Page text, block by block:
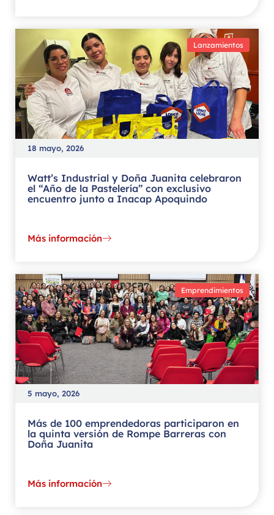
Lanzamientos
18 mayo, 2026
Watt’s Industrial y Doña Juanita celebraron
el “Año de la Pastelería” con exclusivo
encuentro junto a Inacap Apoquindo
Más información
Emprendimientos
5 mayo, 2026
Más de 100 emprendedoras participaron en
la quinta versión de Rompe Barreras con
Doña Juanita
Más información